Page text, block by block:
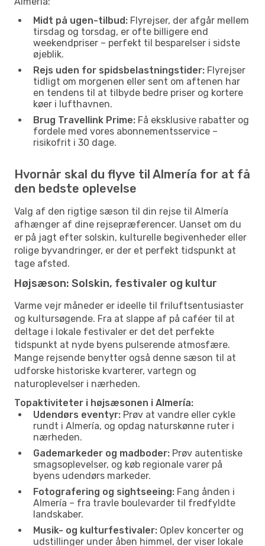
Midt på ugen-tilbud: Flyrejser, der afgår mellem
tirsdag og torsdag, er ofte billigere end
weekendpriser – perfekt til besparelser i sidste
øjeblik.
Rejs uden for spidsbelastningstider: Flyrejser
tidligt om morgenen eller sent om aftenen har
en tendens til at tilbyde bedre priser og kortere
køer i lufthavnen.
Brug Travellink Prime: Få eksklusive rabatter og
fordele med vores abonnementsservice –
risikofrit i 30 dage.
Hvornår skal du flyve til Almería for at få
den bedste oplevelse
Valg af den rigtige sæson til din rejse til Almería
afhænger af dine rejsepræferencer. Uanset om du
er på jagt efter solskin, kulturelle begivenheder eller
rolige byvandringer, er der et perfekt tidspunkt at
tage afsted.
Højsæson: Solskin, festivaler og kultur
Varme vejr måneder er ideelle til friluftsentusiaster
og kultursøgende. Fra at slappe af på caféer til at
deltage i lokale festivaler er det det perfekte
tidspunkt at nyde byens pulserende atmosfære.
Mange rejsende benytter også denne sæson til at
udforske historiske kvarterer, vartegn og
naturoplevelser i nærheden.
Topaktiviteter i højsæsonen i Almería:
Udendørs eventyr: Prøv at vandre eller cykle
rundt i Almería, og opdag naturskønne ruter i
nærheden.
Gademarkeder og madboder: Prøv autentiske
smagsoplevelser, og køb regionale varer på
byens udendørs markeder.
Fotografering og sightseeing: Fang ånden i
Almería – fra travle boulevarder til fredfyldte
landskaber.
Musik- og kulturfestivaler: Oplev koncerter og
udstillinger under åben himmel, der viser lokale